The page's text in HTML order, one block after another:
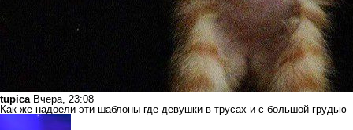
tupica Вчера, 23:08
Как же надоели эти шаблоны где девушки в трусах и с большой грудью